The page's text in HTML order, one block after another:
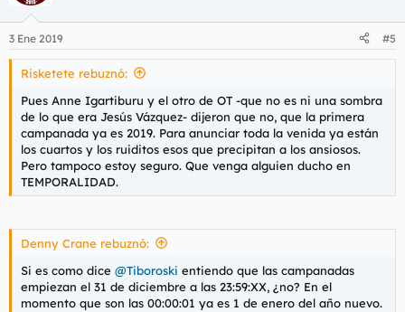
3 Ene 2019 #5
Risketete rebuznó:
Pues Anne Igartiburu y el otro de OT -que no es ni una sombra
de lo que era Jesús Vázquez- dijeron que no, que la primera
campanada ya es 2019. Para anunciar toda la venida ya están
los cuartos y los ruiditos esos que precipitan a los ansiosos.
Pero tampoco estoy seguro. Que venga alguien ducho en
TEMPORALIDAD.
Denny Crane rebuznó:
Si es como dice @Tiboroski entiendo que las campanadas
empiezan el 31 de diciembre a las 23:59:XX, ¿no? En el
momento que son las 00:00:01 ya es 1 de enero del año nuevo.